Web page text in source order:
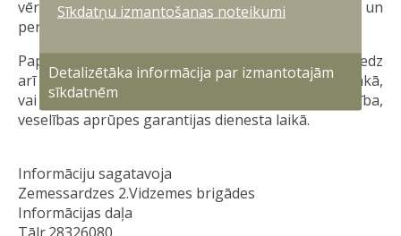
vērtīgu pieredzi turpmākajai profesionālajai un
personīgajai izaugsmei.
Papildu valsts aizsardzības dienests karavīriem sniedz
arī tādus ieguvumus kā valsts apmaksāta augstākā,
vai otrā līmeņa profesionālā augstākā izglītība,
veselības aprūpes garantijas dienesta laikā.
Informāciju sagatavoja
Zemessardzes 2.Vidzemes brigādes
Informācijas daļa
Sīkdatņu izmantošanas noteikumi
Detalizētāka informācija par izmantotajām
sīkdatnēm